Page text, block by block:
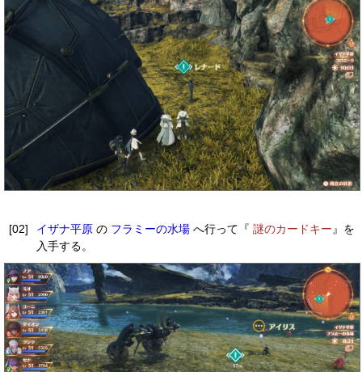
[02] イザナ平原の フラミーの水場へ行って『 謎のカードキー 』を
入手する。